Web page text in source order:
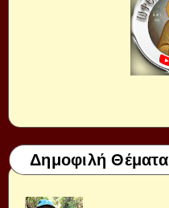
Δημοφιλή Θέματα